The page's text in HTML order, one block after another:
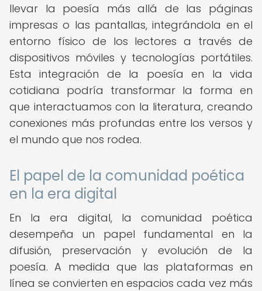
llevar la poesía más allá de las páginas
impresas o las pantallas, integrándola en el
entorno físico de los lectores a través de
dispositivos móviles y tecnologías portátiles.
Esta integración de la poesía en la vida
cotidiana podría transformar la forma en
que interactuamos con la literatura, creando
conexiones más profundas entre los versos y
el mundo que nos rodea.
El papel de la comunidad poética
en la era digital
En la era digital, la comunidad poética
desempeña un papel fundamental en la
difusión, preservación y evolución de la
poesía. A medida que las plataformas en
línea se convierten en espacios cada vez más